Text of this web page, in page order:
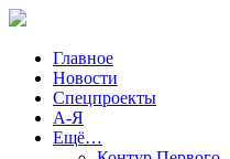
Главное
Новости
Спецпроекты
А-Я
Ещё…